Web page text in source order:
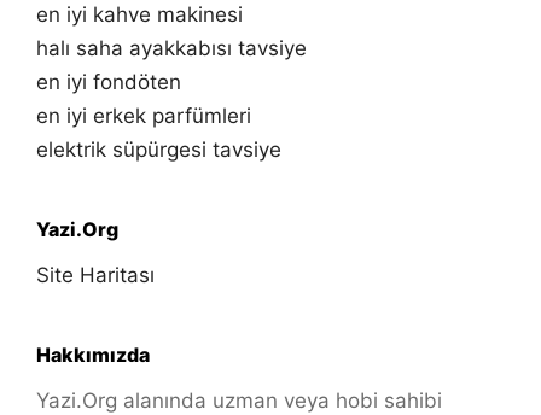
en iyi kahve makinesi
halı saha ayakkabısı tavsiye
en iyi fondöten
en iyi erkek parfümleri
elektrik süpürgesi tavsiye
Yazi.Org
Site Haritası
Hakkımızda
Yazi.Org alanında uzman veya hobi sahibi